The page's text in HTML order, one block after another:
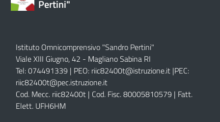
Pertini"
Istituto Omnicomprensivo "Sandro Pertini"
Viale XIII Giugno, 42 - Magliano Sabina RI
Tel: 074491339 | PEO: riic82400t@istruzione.it |PEC:
riic82400t@pec.istruzione.it
Cod. Mecc. riic82400t | Cod. Fisc. 80005810579 | Fatt.
Elett. UFH6HM